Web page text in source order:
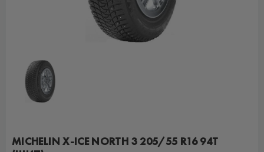
MICHELIN X-ICE NORTH 3 205/55 R16 94T